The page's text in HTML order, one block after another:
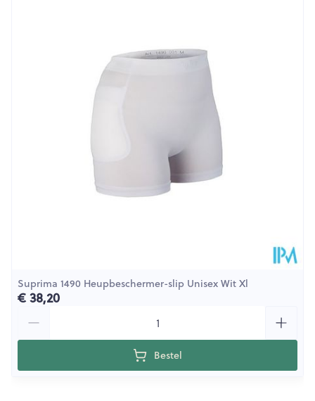
53 mm
Kamertemperatuur (15°C - 25°C)
Suprima 1490 Heupbeschermer-slip Unisex Wit Xl
€ 38,20
Bestel